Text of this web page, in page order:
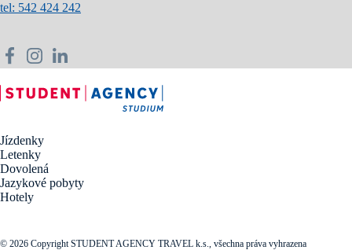
tel: 542 424 242
Jízdenky
Letenky
Dovolená
Jazykové pobyty
Hotely
© 2026 Copyright STUDENT AGENCY TRAVEL k.s., všechna práva vyhrazena